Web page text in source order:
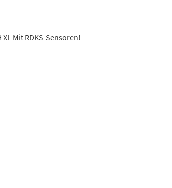
Mit RDKS-Sensoren!